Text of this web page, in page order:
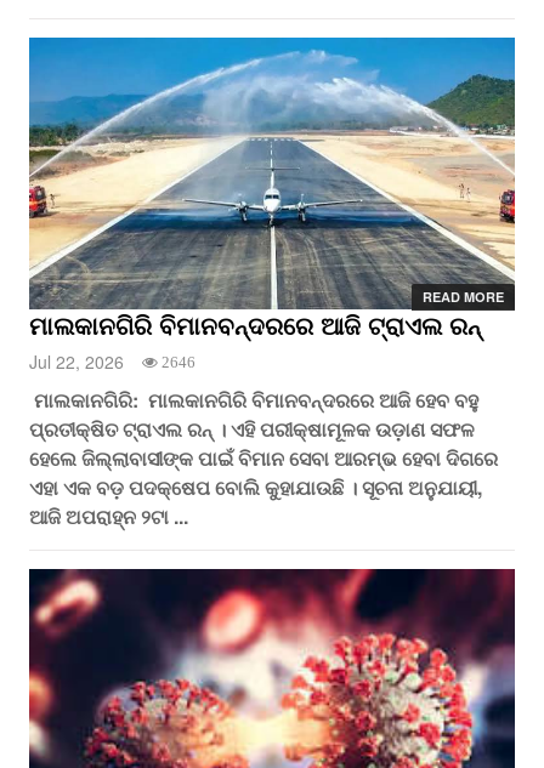
READ MORE
ମାଲକାନଗିରି ବିମାନବନ୍ଦରରେ ଆଜି ଟ୍ରାଏଲ ରନ୍
Jul 22, 2026 2646
ମାଲକାନଗିରି: ମାଲକାନଗିରି ବିମାନବନ୍ଦରରେ ଆଜି ହେବ ବହୁ
ପ୍ରତୀକ୍ଷିତ ଟ୍ରାଏଲ ରନ୍ । ଏହି ପରୀକ୍ଷାମୂଳକ ଉଡ଼ାଣ ସଫଳ
ହେଲେ ଜିଲ୍ଲାବାସୀଙ୍କ ପାଇଁ ବିମାନ ସେବା ଆରମ୍ଭ ହେବା ଦିଗରେ
ଏହା ଏକ ବଡ଼ ପଦକ୍ଷେପ ବୋଲି କୁହାଯାଉଛି । ସୂଚନା ଅନୁଯାୟୀ,
ଆଜି ଅପରାହ୍ନ ୨ଟା ...